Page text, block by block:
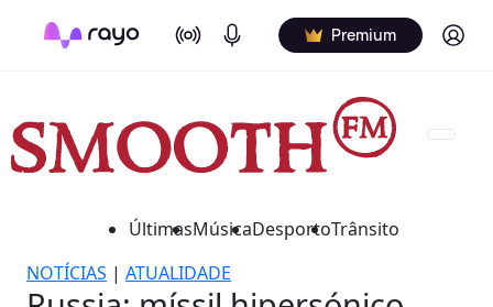
On Air Podcasts Premium Log in
ÚltimasMúsicaDesportoTrânsito
NOTÍCIAS | ATUALIDADE